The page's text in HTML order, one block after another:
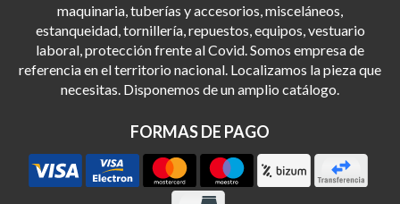
maquinaria, tuberías y accesorios, misceláneos,
estanqueidad, tornillería, repuestos, equipos, vestuario
laboral, protección frente al Covid. Somos empresa de
referencia en el territorio nacional. Localizamos la pieza que
necesitas. Disponemos de un amplio catálogo.
FORMAS DE PAGO